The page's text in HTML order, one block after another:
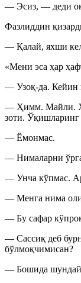
— Эсиз, — деди оқ
Фазлиддин
— Қалай, яхши
«Мени эса ҳар
— Узоқ-да. Кейин
— Ҳимм. Майли.
зоти. Ўқишларинг
— Ёмонмас.
— Нималарни
— Унча кўпмас.
— Менга нима
— Бу сафар
— Сассиқ деб
бўлмоқчимисан?
— Бошида шундай